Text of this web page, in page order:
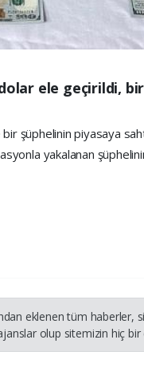
ele geçirildi,
şüphelinin piyasaya
yakalanan
eklenen tüm
olup sitemizin hiç